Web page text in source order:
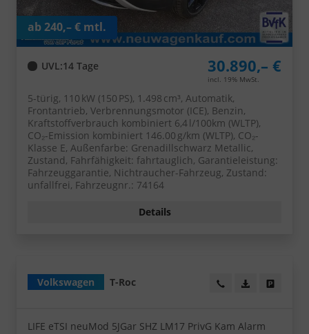
UVL:14 Tage 30.890,– €
incl. 19% MwSt.
ab 240,– € mtl.
5-türig, 110 kW (150 PS), 1.498 cm³, Automatik,
Frontantrieb, Verbrennungsmotor (ICE), Benzin,
Kraftstoffverbrauch kombiniert 6,4 l/100km (WLTP),
CO₂-Emission kombiniert 146.00 g/km (WLTP), CO₂-
Klasse E, Außenfarbe: Grenadillschwarz Metallic,
Zustand, Fahrfähigkeit: fahrtauglich, Garantieleistung:
Fahrzeuggarantie, Nichtraucher-Fahrzeug, Zustand:
unfallfrei, Fahrzeugnr.: 74164
Details
Volkswagen T-Roc Wir rufen Sie an!
PDF-Datei,
LIFE eTSI neuMod 5JGar SHZ LM17 PrivG Kam Alarm